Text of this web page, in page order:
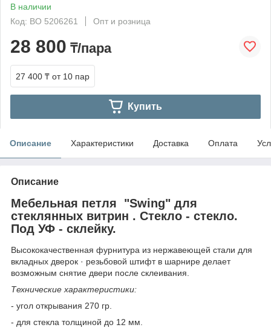
В наличии
Код: BO 5206261
Опт и розница
28 800 ₸/пара
27 400 ₸ от 10 пар
Купить
Описание Характеристики Доставка Оплата
Описание
Мебельная петля "Swing" для
стеклянных витрин . Стекло - стекло.
Под УФ - склейку.
Высококачественная фурнитура из нержавеющей стали для
вкладных дверок · резьбовой штифт в шарнире делает
возможным снятие двери после склеивания.
Технические характеристики:
- угол открывания 270 гр.
- для стекла толщиной до 12 мм.